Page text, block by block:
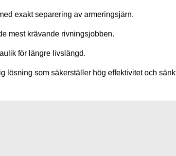
exakt separering av armeringsjärn.
mest krävande rivningsjobben.
för längre livslängd.
lösning som säkerställer hög effektivitet och